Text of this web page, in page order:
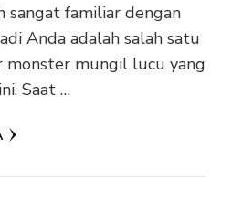
sangat familiar dengan
Anda adalah salah satu
monster mungil lucu yang
Saat …